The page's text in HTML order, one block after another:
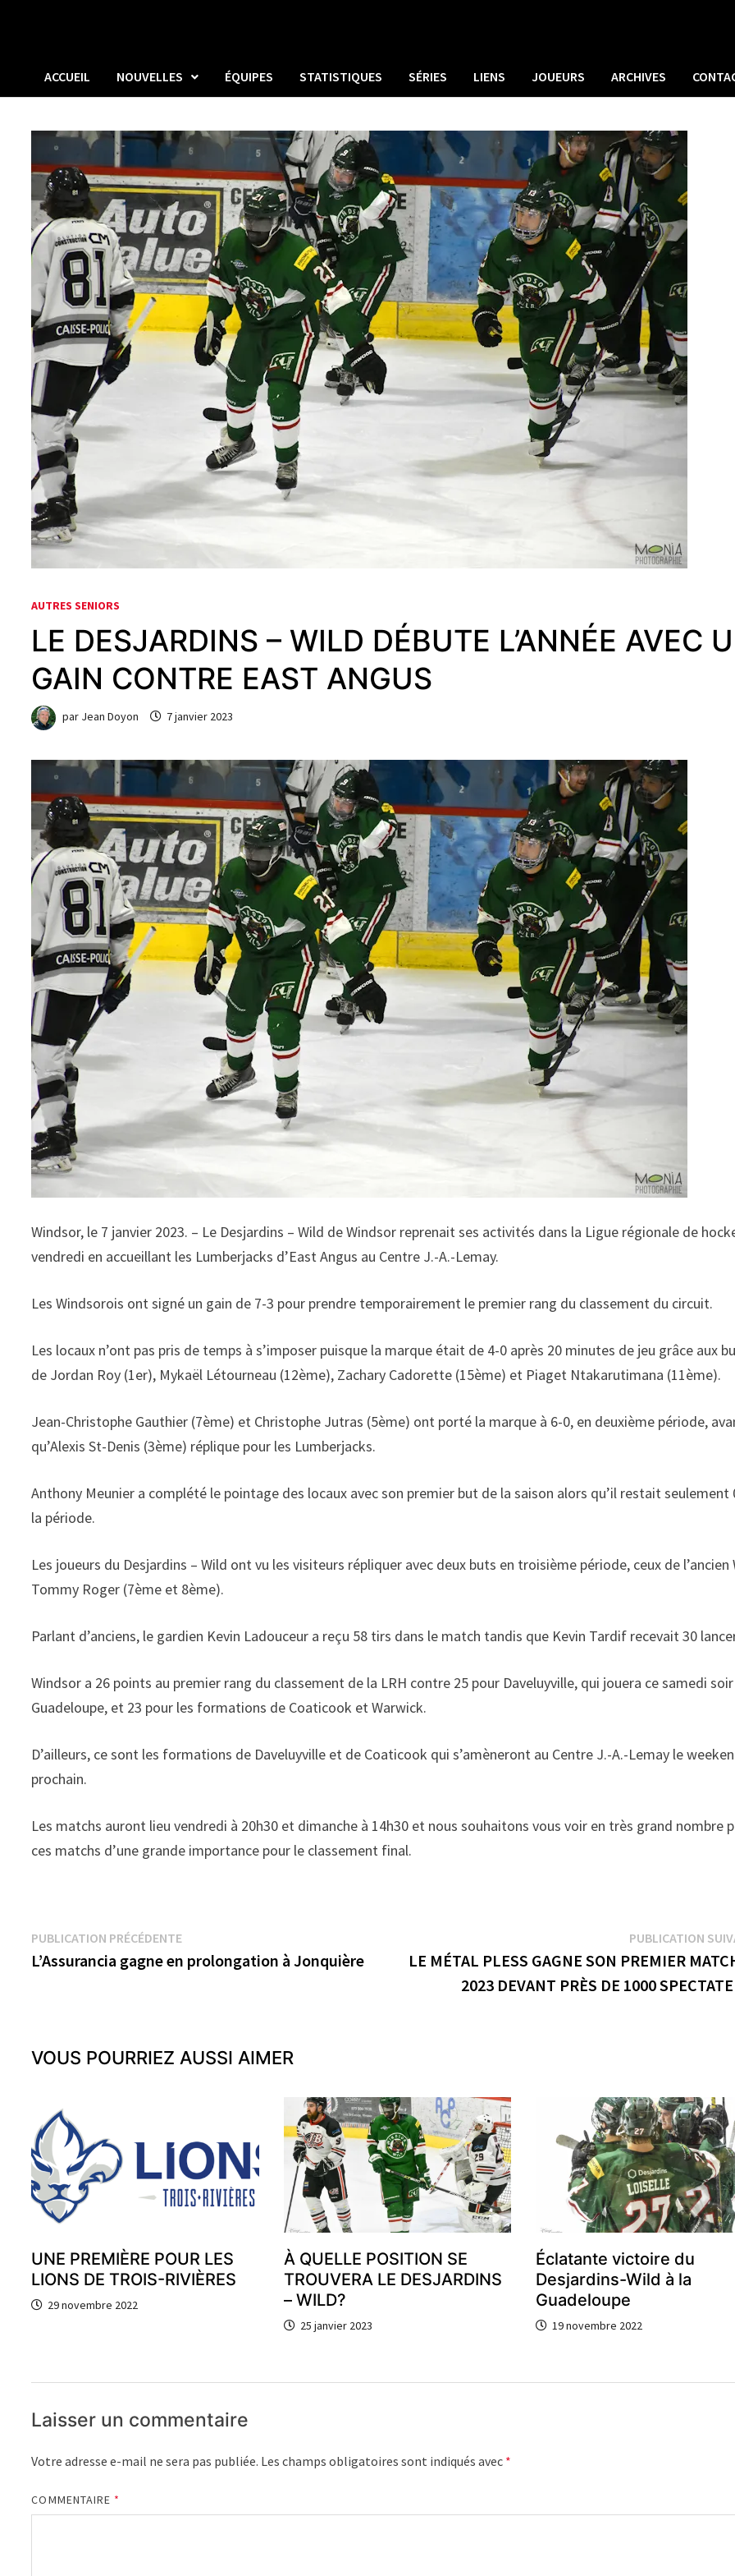
ACCUEIL NOUVELLES ÉQUIPES STATISTIQUES SÉRIES LIENS JOUEURS ARCHIVES
AUTRES SENIORS
LE DESJARDINS – WILD DÉBUTE L’ANNÉE AVEC
GAIN CONTRE EAST ANGUS
par Jean Doyon 7 janvier 2023
Windsor, le 7 janvier 2023. – Le Desjardins – Wild de Windsor reprenait ses activités dans la Ligue régionale de
vendredi en accueillant les Lumberjacks d’East Angus au Centre J.-A.-Lemay.
Les Windsorois ont signé un gain de 7-3 pour prendre temporairement le premier rang du classement du circuit.
Les locaux n’ont pas pris de temps à s’imposer puisque la marque était de 4-0 après 20 minutes de jeu grâce aux
de Jordan Roy (1er), Mykaël Létourneau (12ème), Zachary Cadorette (15ème) et Piaget Ntakarutimana (11ème).
Jean-Christophe Gauthier (7ème) et Christophe Jutras (5ème) ont porté la marque à 6-0, en deuxième période,
qu’Alexis St-Denis (3ème) réplique pour les Lumberjacks.
Anthony Meunier a complété le pointage des locaux avec son premier but de la saison alors qu’il restait seulement
la période.
Les joueurs du Desjardins – Wild ont vu les visiteurs répliquer avec deux buts en troisième période, ceux de l’ancien
Tommy Roger (7ème et 8ème).
Parlant d’anciens, le gardien Kevin Ladouceur a reçu 58 tirs dans le match tandis que Kevin Tardif recevait 30
Windsor a 26 points au premier rang du classement de la LRH contre 25 pour Daveluyville, qui jouera ce samedi
Guadeloupe, et 23 pour les formations de Coaticook et Warwick.
D’ailleurs, ce sont les formations de Daveluyville et de Coaticook qui s’amèneront au Centre J.-A.-Lemay le
prochain.
Les matchs auront lieu vendredi à 20h30 et dimanche à 14h30 et nous souhaitons vous voir en très grand nombre
ces matchs d’une grande importance pour le classement final.
Navigation
de
PUBLICATION PRÉCÉDENTEPublication
précédente :
L’Assurancia gagne en prolongation à Jonquière
PUBLICATION
LE MÉTAL PLESS GAGNE SON PREMIER
2023 DEVANT PRÈS DE 1000
VOUS POURRIEZ AUSSI AIMER
UNE PREMIÈRE POUR LES
LIONS DE TROIS-RIVIÈRES
29 novembre 2022
À QUELLE POSITION SE
TROUVERA LE DESJARDINS
– WILD?
25 janvier 2023
Éclatante victoire du
Desjardins-Wild à la
Guadeloupe
19 novembre 2022
Laisser un commentaire
Votre adresse e-mail ne sera pas publiée. Les champs obligatoires sont indiqués avec *
COMMENTAIRE *